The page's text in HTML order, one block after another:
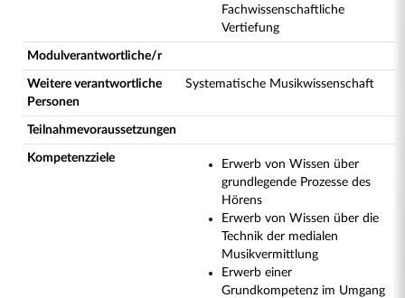
Fachwissenschaftliche
Vertiefung
Modulverantwortliche/r
Weitere verantwortliche
Personen
Systematische Musikwissenschaft
Teilnahmevoraussetzungen
Kompetenzziele
Erwerb von Wissen über
grundlegende Prozesse des
Hörens
Erwerb von Wissen über die
Technik der medialen
Musikvermittlung
Erwerb einer
Grundkompetenz im Umgang